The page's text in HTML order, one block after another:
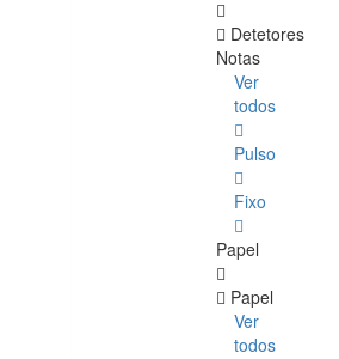
Detetores
Notas
Ver
todos
Pulso
Fixo
Papel
Papel
Ver
todos